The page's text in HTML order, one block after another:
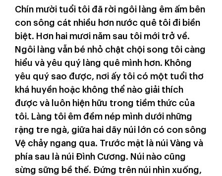
Chín mười tuổi tôi đã rời ngôi làng êm ấm bên
con sông cát nhiều hơn nước quê tôi đi biền
biệt. Hơn hai mươi năm sau tôi mới trở về.
Ngôi làng vẫn bé nhỏ chật chội song tôi càng
hiểu và yêu quý làng quê mình hơn. Không
yêu quý sao được, nơi ấy tôi có một tuổi thơ
khá huyền hoặc không thể nào giải thích
được và luôn hiện hữu trong tiềm thức của
tôi. Làng tôi êm đềm nép mình dưới những
rặng tre ngà, giữa hai dãy núi lớn có con sông
Vệ chảy ngang qua. Trước mặt là núi Vàng và
phía sau là núi Đình Cương. Núi nào cũng
sừng sững bề thế. Đứng trên núi nhìn xuống,